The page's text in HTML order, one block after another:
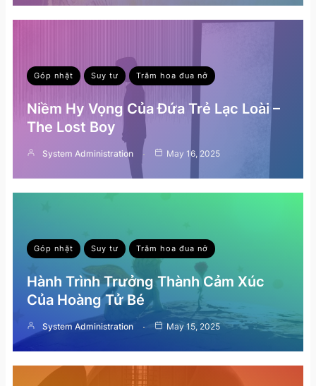
Góp nhặt Suy tư Trăm hoa đua nở
Niềm Hy Vọng Của Đứa Trẻ Lạc Loài –
The Lost Boy
System Administration May 16, 2025
Góp nhặt Suy tư Trăm hoa đua nở
Hành Trình Trưởng Thành Cảm Xúc
Của Hoàng Tử Bé
System Administration May 15, 2025